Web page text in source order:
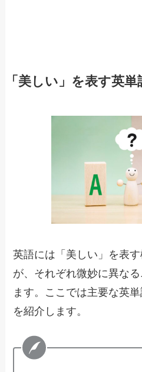
「美しい」を表す英単
英語には「美しい」を表
が、それぞれ微妙に異な
ます。ここでは主要な英
を紹介します。